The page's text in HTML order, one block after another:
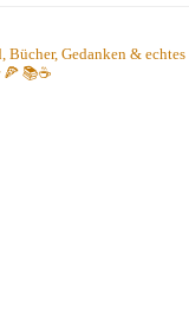
Bücher, Gedanken & echtes
📚☕️